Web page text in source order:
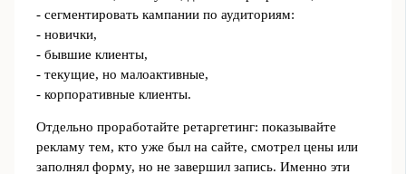
- сегментировать кампании по аудиториям:
- новички,
- бывшие клиенты,
- текущие, но малоактивные,
- корпоративные клиенты.
Отдельно проработайте ретаргетинг: показывайте
рекламу тем, кто уже был на сайте, смотрел цены или
заполнял форму, но не завершил запись. Именно эти